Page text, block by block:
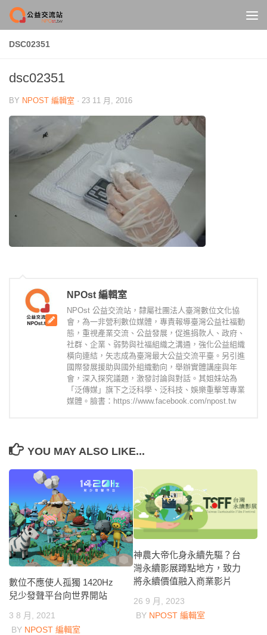
Skip to content
DSC02351
dsc02351
BY NPOST 編輯室 · 23 11 月, 2016
NPOst 編輯室
NPOst 公益交流站，隸屬社團法人臺灣數位文化協
會，為一非營利數位媒體，專責報導臺灣公益社福動
態，重視產業交流、公益發展，促進捐款人、政府、
社群、企業、弱勢與社福組織之溝通，強化公益組織
橫向連結，矢志成為臺灣最大公益交流平臺。另引進
國際發展援助與國外組織動向，舉辦實體講座與年
會，深入探究議題，激發討論與對話。其姐妹站為
「泛傳媒」旗下之泛科學、泛科技、娛樂重擊等專業
媒體。臉書：https://www.facebook.com/npost.tw
YOU MAY ALSO LIKE...
數位不應使人孤獨 1420Hz
兒少發聲平台向世界開站
3 8 月, 2021
BY NPOST 編輯室
神農大帝化身永續先驅？台
灣永續影展蹲點地方，致力
將永續價值融入商業影片
26 9 月, 2023
BY NPOST 編輯室